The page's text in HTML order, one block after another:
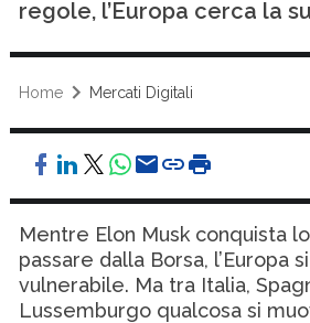
regole, l’Europa cerca la
Home Mercati Digitali
Mentre Elon Musk conquista
passare dalla Borsa, l’Europa
vulnerabile. Ma tra Italia,
Lussemburgo qualcosa si